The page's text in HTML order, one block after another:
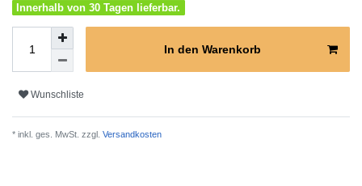
Innerhalb von 30 Tagen lieferbar.
In den Warenkorb
Wunschliste
* inkl. ges. MwSt. zzgl. Versandkosten